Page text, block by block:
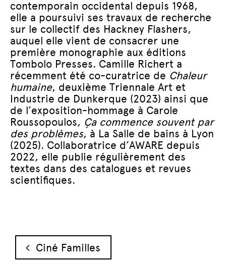
contemporain occidental depuis 1968,
elle a poursuivi ses travaux de recherche
sur le collectif des Hackney Flashers,
auquel elle vient de consacrer une
première monographie aux éditions
Tombolo Presses. Camille Richert a
récemment été co-curatrice de Chaleur
humaine, deuxième Triennale Art et
Industrie de Dunkerque (2023) ainsi que
de l’exposition-hommage à Carole
Roussopoulos, Ça commence souvent par
des problèmes, à La Salle de bains à Lyon
(2025). Collaboratrice d’AWARE depuis
2022, elle publie régulièrement des
textes dans des catalogues et revues
scientifiques.
Navigation des articles
Ciné Familles